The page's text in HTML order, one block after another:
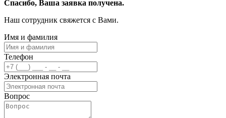
Спасибо, Ваша заявка получена.
Наш сотрудник свяжется с Вами.
Имя и фамилия
Телефон
Электронная почта
Вопрос